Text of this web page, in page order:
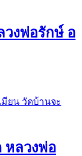
วงพ่อรักษ์ อ
หลวงพ่อ